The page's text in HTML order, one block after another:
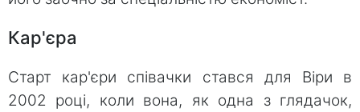
Кар'єра
Старт кар'єри співачки стався для Віри в
2002 році, коли вона, як одна з глядачок,